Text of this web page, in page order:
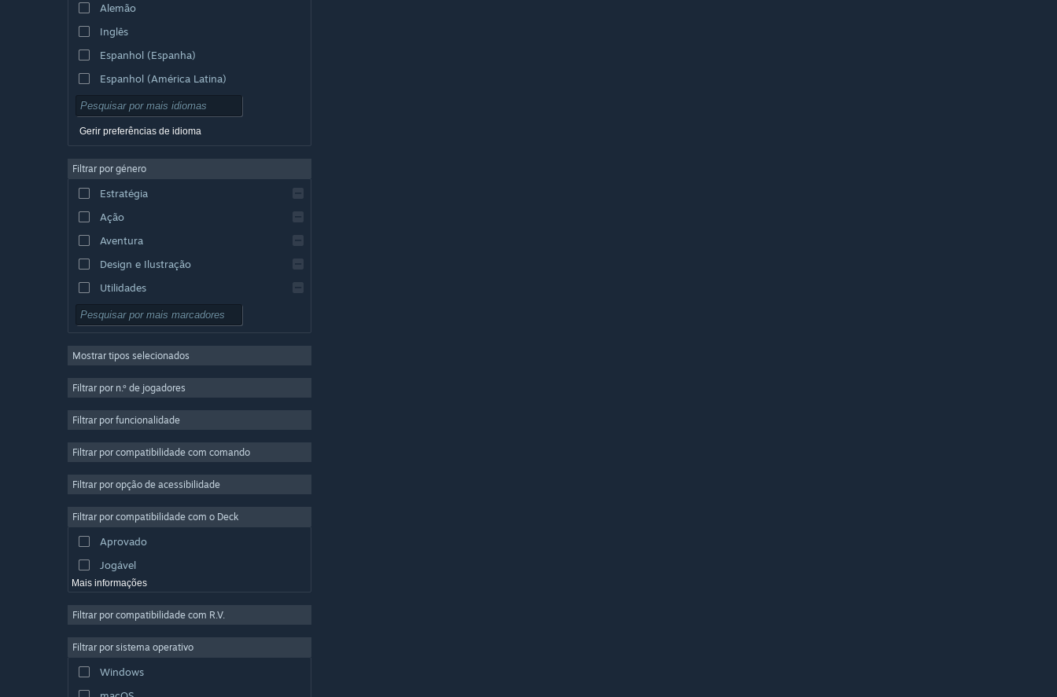
Alemão
Inglês
Espanhol (Espanha)
Espanhol (América Latina)
Gerir preferências de idioma
Filtrar por género
Estratégia
Ação
Aventura
Design e Ilustração
Utilidades
Grátis para Jogar
Multijogador em Massa
Casual
Simulação
Produção de Vídeo
Edição de Fotografias
Mostrar tipos selecionados
Filtrar por n.º de jogadores
Filtrar por funcionalidade
Filtrar por compatibilidade com comando
Filtrar por opção de acessibilidade
Filtrar por compatibilidade com o Deck
Aprovado
Jogável
Mais informações
Filtrar por compatibilidade com R.V.
Filtrar por sistema operativo
Windows